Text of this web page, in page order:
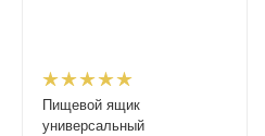
Пищевой ящик
универсальный